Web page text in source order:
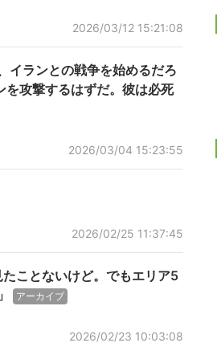
2026/03/12 15:21:08
イランとの戦争を始めるだろ
を攻撃するはずだ。彼は必死
2026/03/04 15:23:55
2026/02/25 11:37:45
たことないけど。でもエリア5
アーカイブ
2026/02/23 10:03:08